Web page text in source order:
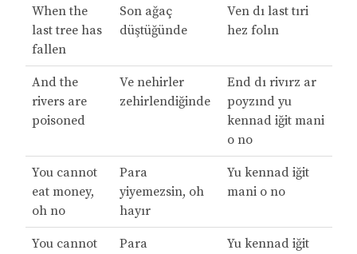
When the
last tree has
fallen
Son ağaç
düştüğünde
Ven dı last tıri
hez folın
And the
rivers are
poisoned
Ve nehirler
zehirlendiğinde
End dı rivırz ar
poyzınd yu
kennad iğit mani
o no
You cannot
eat money,
oh no
Para
yiyemezsin, oh
hayır
Yu kennad iğit
mani o no
You cannot
Para
Yu kennad iğit